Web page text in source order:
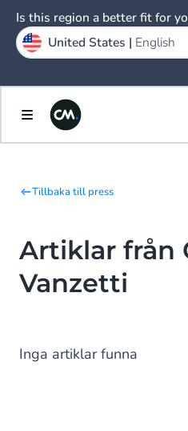
Tillbaka till press
Artiklar från
Vanzetti
Inga artiklar funna
Is this region a better fit for
United States | English